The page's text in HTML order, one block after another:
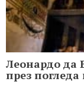
Леонардо да
през